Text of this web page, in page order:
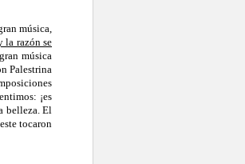
música,
la razón se
música
Palestrina
¡es
belleza. El
tocaron